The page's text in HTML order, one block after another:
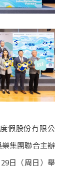
假股份有限公
集團聯合主辦
日（周日）舉